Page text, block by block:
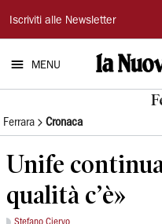
La
Nuova
Ferrara
Iscriviti alle Newsletter
MENU
Ferrara Cronaca
Unife
qualità c’è»
Stefano Ciervo